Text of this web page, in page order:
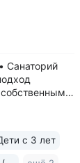
Санаторий
с 3 лет